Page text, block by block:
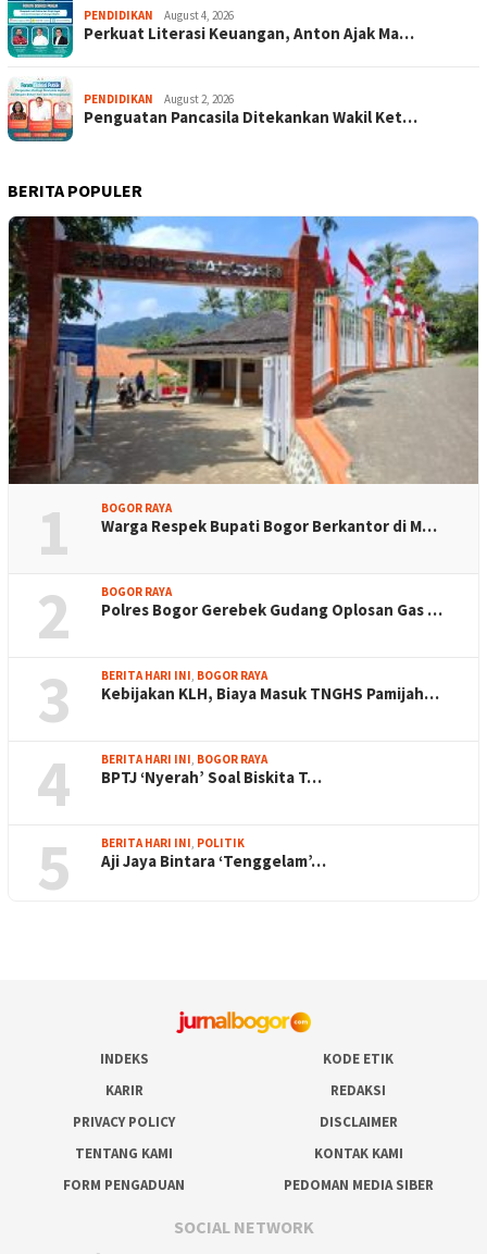
PENDIDIKAN August 4, 2026
Perkuat Literasi Keuangan, Anton Ajak Ma…
PENDIDIKAN August 2, 2026
Penguatan Pancasila Ditekankan Wakil Ket…
BERITA POPULER
1 BOGOR RAYA
Warga Respek Bupati Bogor Berkantor di M…
2 BOGOR RAYA
Polres Bogor Gerebek Gudang Oplosan Gas …
3 BERITA HARI INI BOGOR RAYA
Kebijakan KLH, Biaya Masuk TNGHS Pamijah…
4 BERITA HARI INI BOGOR RAYA
BPTJ ‘Nyerah’ Soal Biskita T…
5 BERITA HARI INI POLITIK
Aji Jaya Bintara ‘Tenggelam’…
INDEKS
KODE ETIK
KARIR
REDAKSI
PRIVACY POLICY
DISCLAIMER
TENTANG KAMI
KONTAK KAMI
FORM PENGADUAN
PEDOMAN MEDIA SIBER
SOCIAL NETWORK